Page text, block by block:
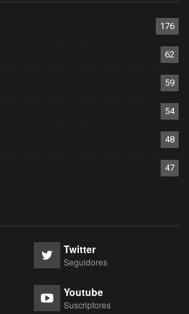
176
62
59
54
48
47
Twitter
Seguidores
Youtube
Suscriptores